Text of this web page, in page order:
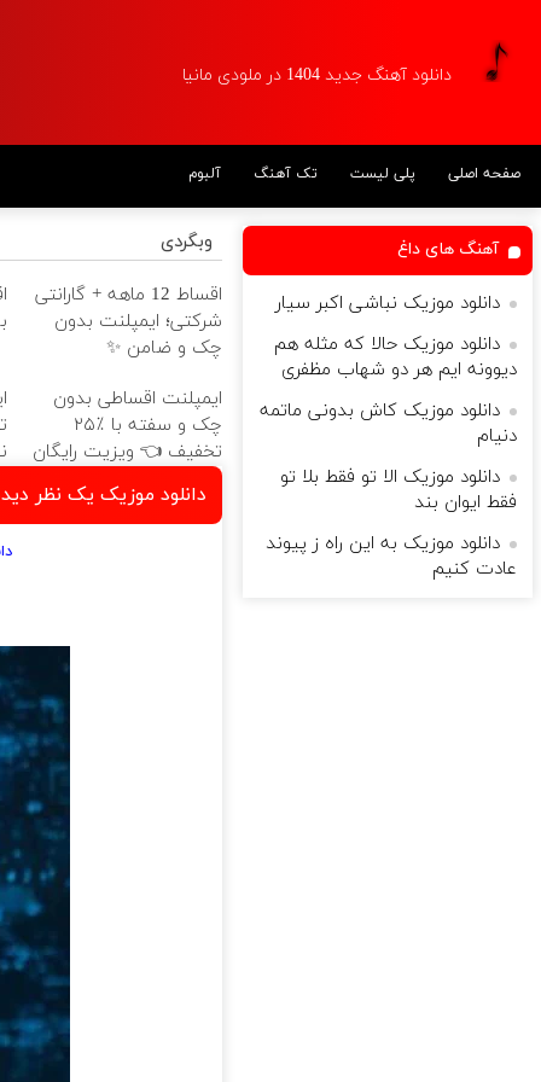
دانلود آهنگ جدید 1404 در ملودی مانیا
صفحه اصلی پلی لیست تک آهنگ آلبوم
وبگردی
اقساط 12 ماهه + گارانتی
شرکتی؛ ایمپلنت بدون
چک و ضامن ✨
ایمپلنت اقساطی بدون
چک و سفته با ٪۲۵
تخفیف 👈 ویزیت رایگان
توسط متخصص
دانلود موزیک یک نظر
آهنگ های داغ
دانلود موزیک نباشی اکبر سیار
دانلود موزیک حالا که مثله هم
دیوونه ایم هر دو شهاب مظفری
دانلود موزیک کاش بدونی ماتمه
دنیام
دانلود موزیک الا تو فقط بلا تو
فقط ایوان بند
دانلود موزیک به این راه ز پیوند
عادت کنیم